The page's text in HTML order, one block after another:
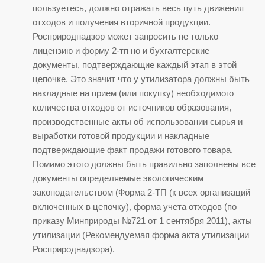
пользуетесь, должно отражать весь путь движения
отходов и получения вторичной продукции.
Росприроднадзор может запросить не только
лицензию и форму 2-тп но и бухгалтерские
документы, подтверждающие каждый этап в этой
цепочке. Это значит что у утилизатора должны быть
накладные на прием (или покупку) необходимого
количества отходов от источников образования,
производственные акты об использовании сырья и
выработки готовой продукции и накладные
подтверждающие факт продажи готового товара.
Помимо этого должны быть правильно заполнены все
документы определяемые экологическим
законодательством (Форма 2-ТП (к всех организаций
включенных в цепочку), форма учета отходов (по
приказу Минприроды №721 от 1 сентября 2011), акты
утилизации (Рекомендуемая форма акта утилизации
Росприроднадзора).